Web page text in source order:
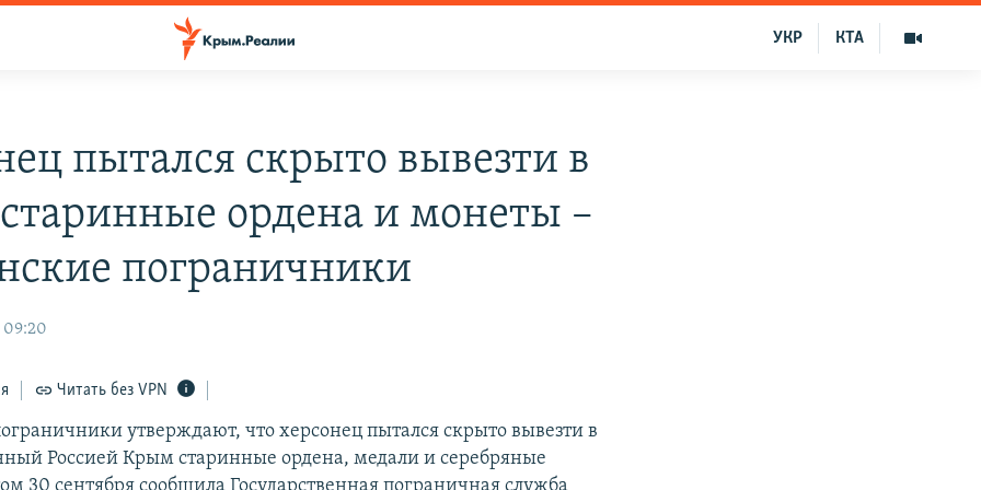
КТА
УКР
пытался скрыто вывезти в
ордена и монеты –
пограничники
09:20
Читать без VPN
утверждают, что херсонец пытался скрыто вывезти в
Россией Крым старинные ордена, медали и серебряные